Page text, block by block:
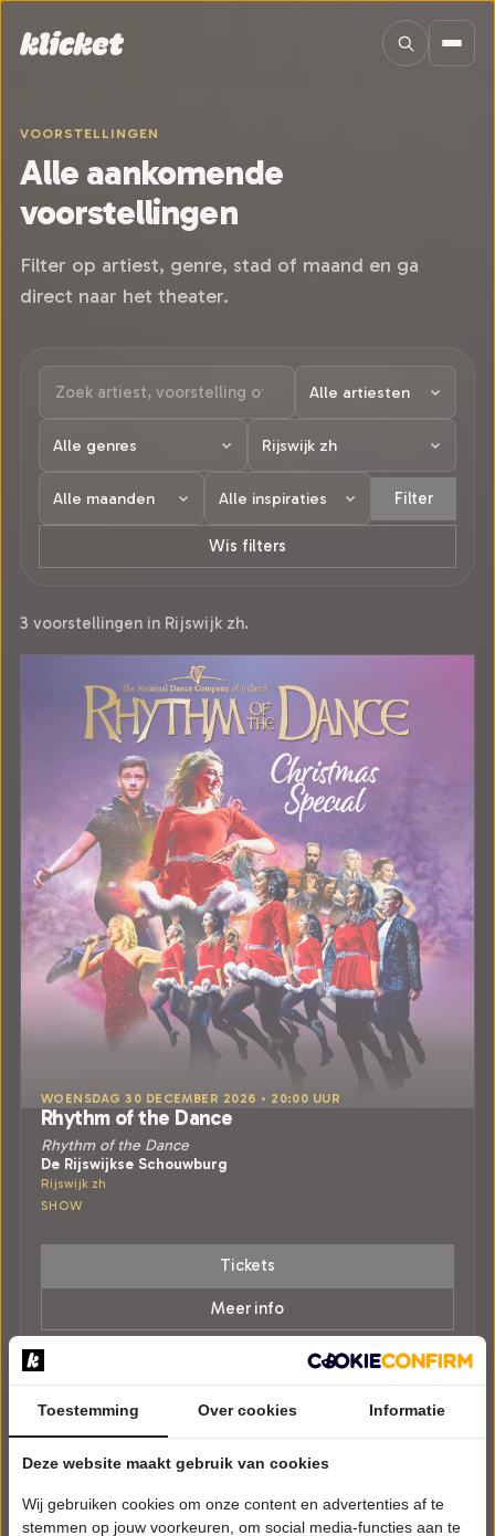
VOORSTELLINGEN
Alle aankomende
voorstellingen
Filter op artiest, genre, stad of maand en ga
direct naar het theater.
Filter
Wis filters
3 voorstellingen in Rijswijk zh.
WOENSDAG 30 DECEMBER 2026 • 20:00 UUR
Rhythm of the Dance
Rhythm of the Dance
De Rijswijkse Schouwburg
Rijswijk zh
SHOW
Tickets
Meer info
Toestemming Over cookies Informatie
Deze website maakt gebruik van cookies
Wij gebruiken cookies om onze content en advertenties af te
stemmen op jouw voorkeuren, om social media-functies aan te